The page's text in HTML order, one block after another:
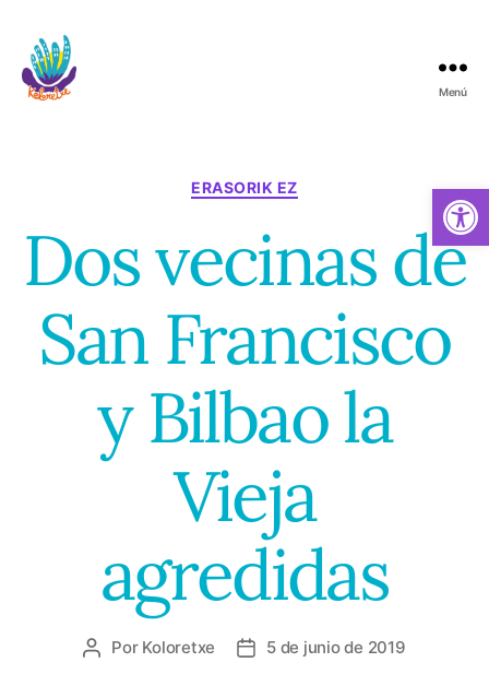
Abrir barra de herramientas
Menú
Categorías
ERASORIK EZ
Dos vecinas de
San Francisco
y Bilbao la
Vieja
agredidas
Autor
Por Koloretxe
Fecha5 de junio de 2019